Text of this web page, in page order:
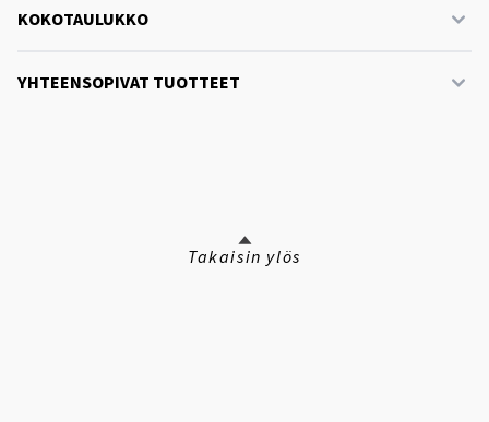
KOKOTAULUKKO
YHTEENSOPIVAT TUOTTEET
Takaisin ylös